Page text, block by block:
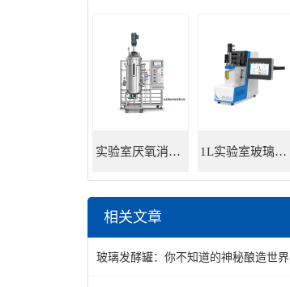
实验室厌氧消化罐 餐厨垃圾沼气发酵 1L实验室玻璃发酵罐
相关文章
玻璃发酵罐：你不知道的神秘酿造世界